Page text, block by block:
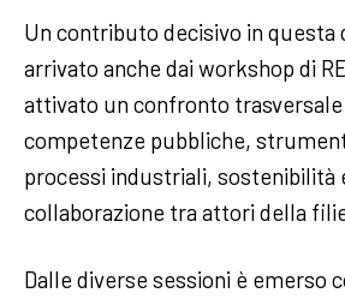
Un contributo decisivo in questa
arrivato anche dai workshop di
attivato un confronto
competenze pubbliche,
processi industriali, sostenibilità
collaborazione tra attori della
Dalle diverse sessioni è emerso